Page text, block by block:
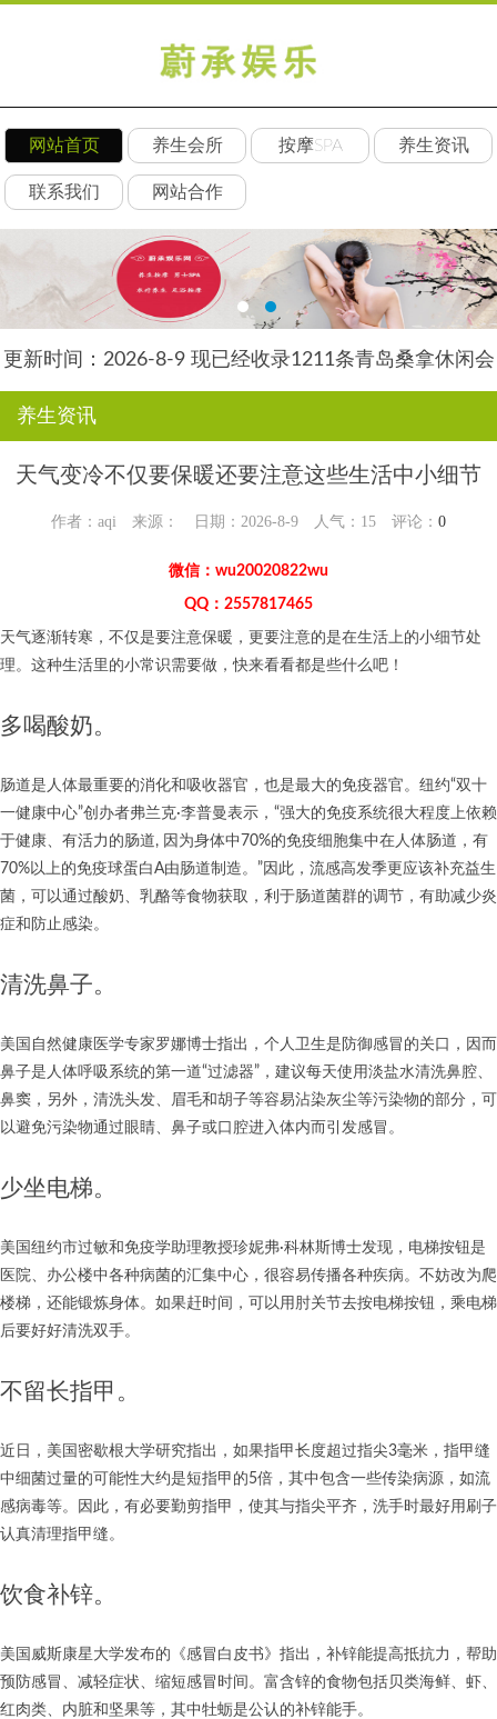
网站首页 养生会所 按摩SPA 养生资讯
联系我们 网站合作
更新时间：2026-8-9 现已经收录1211条青岛桑拿休闲会
养生资讯
天气变冷不仅要保暖还要注意这些生活中小细节
作者：aqi 来源： 日期：2026-8-9 人气： 15 评论： 0
微信：wu20020822wu
QQ：2557817465
天气逐渐转寒，不仅是要注意保暖，更要注意的是在生活上的小细节处
理。这种生活里的小常识需要做，快来看看都是些什么吧！
多喝酸奶。
肠道是人体最重要的消化和吸收器官，也是最大的免疫器官。纽约“双十
一健康中心”创办者弗兰克·李普曼表示，“强大的免疫系统很大程度上依赖
于健康、有活力的肠道, 因为身体中70%的免疫细胞集中在人体肠道，有
70%以上的免疫球蛋白A由肠道制造。”因此，流感高发季更应该补充益生
菌，可以通过酸奶、乳酪等食物获取，利于肠道菌群的调节，有助减少炎
症和防止感染。
清洗鼻子。
美国自然健康医学专家罗娜博士指出，个人卫生是防御感冒的关口，因而
鼻子是人体呼吸系统的第一道“过滤器”，建议每天使用淡盐水清洗鼻腔、
鼻窦，另外，清洗头发、眉毛和胡子等容易沾染灰尘等污染物的部分，可
以避免污染物通过眼睛、鼻子或口腔进入体内而引发感冒。
少坐电梯。
美国纽约市过敏和免疫学助理教授珍妮弗·科林斯博士发现，电梯按钮是
医院、办公楼中各种病菌的汇集中心，很容易传播各种疾病。不妨改为爬
楼梯，还能锻炼身体。如果赶时间，可以用肘关节去按电梯按钮，乘电梯
后要好好清洗双手。
不留长指甲。
近日，美国密歇根大学研究指出，如果指甲长度超过指尖3毫米，指甲缝
中细菌过量的可能性大约是短指甲的5倍，其中包含一些传染病源，如流
感病毒等。因此，有必要勤剪指甲，使其与指尖平齐，洗手时最好用刷子
认真清理指甲缝。
饮食补锌。
美国威斯康星大学发布的《感冒白皮书》指出，补锌能提高抵抗力，帮助
预防感冒、减轻症状、缩短感冒时间。富含锌的食物包括贝类海鲜、虾、
红肉类、内脏和坚果等，其中牡蛎是公认的补锌能手。